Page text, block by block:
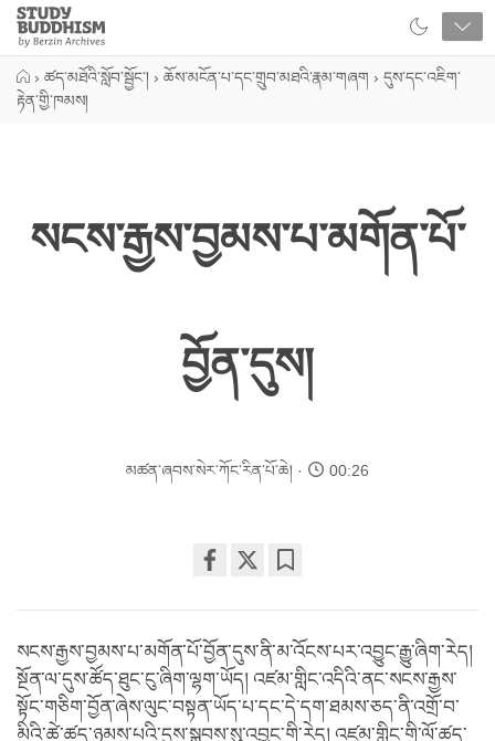
Close
Study
Buddhism
› ཚད་མཐོའི་སློབ་སྦྱོང་། › ཆོས་མངོན་པ་དང་གྲུབ་མཐའི་རྣམ་གཞག › དུས་དང་འཇིག་
རྟེན་གྱི་ཁམས།
སངས་རྒྱས་བྱམས་པ་མགོན་པོ་
བྱོན་དུས།
མཚན་ཞབས་སེར་ཀོང་རིན་པོ་ཆེ། 00:26
on
facebook
སངས་རྒྱས་བྱམས་པ་མགོན་པོ་བྱོན་དུས་ནི་མ་འོངས་པར་འབྱུང་རྒྱུ་ཞིག་རེད།
སྔོན་ལ་དུས་ཚོད་ཐུང་ངུ་ཞིག་ལྷག་ཡོད། འཛམ་གླིང་འདིའི་ནང་སངས་རྒྱས་
སྟོང་གཅིག་བྱོན་ཞེས་ལུང་བསྟན་ཡོད་པ་དང་དེ་དག་ཐམས་ཅད་ནི་འགྲོ་བ་
མིའི་ཚེ་ཚད་ཉམས་པའི་དུས་སྐབས་སུ་འབྱུང་གི་རེད། འཛམ་གླིང་གི་ལོ་ཚད་